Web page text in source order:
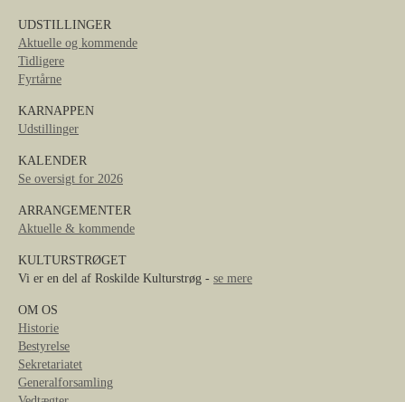
UDSTILLINGER
Aktuelle og kommende
Tidligere
Fyrtårne
KARNAPPEN
Udstillinger
KALENDER
Se oversigt for 2026
ARRANGEMENTER
Aktuelle & kommende
KULTURSTRØGET
Vi er en del af Roskilde Kulturstrøg - se mere
OM OS
Historie
Bestyrelse
Sekretariatet
Generalforsamling